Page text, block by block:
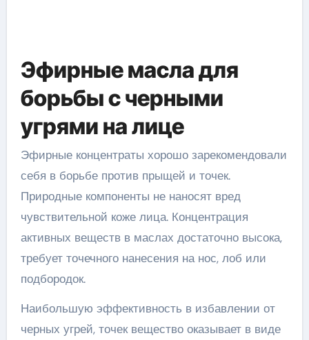
Эфирные масла для
борьбы с черными
угрями на лице
Эфирные концентраты хорошо зарекомендовали
себя в борьбе против прыщей и точек.
Природные компоненты не наносят вред
чувствительной коже лица. Концентрация
активных веществ в маслах достаточно высока,
требует точечного нанесения на нос, лоб или
подбородок.
Наибольшую эффективность в избавлении от
черных угрей, точек вещество оказывает в виде